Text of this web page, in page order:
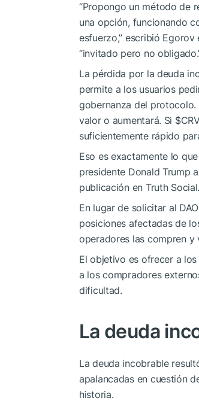
“Propongo un método de
una opción, funcionando
esfuerzo,” escribió
“invitado pero no
La pérdida por la deuda
permite a los usuarios
gobernanza del
valor o aumentará. Si
suficientemente rápido
Eso es exactamente lo
presidente Donald Trump
publicación en Truth Social.
En lugar de solicitar al
posiciones afectadas de
operadores las compren y
El objetivo es ofrecer a
a los compradores
dificultad.
La deuda
La deuda incobrable
apalancadas en cuestión
historia.